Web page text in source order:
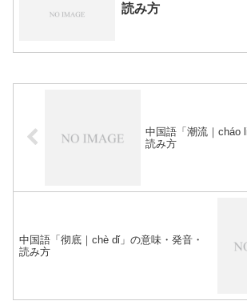
読み方
中国語「潮流｜cháo
読み方
中国語「彻底｜chè dǐ」の意味・発音・
読み方